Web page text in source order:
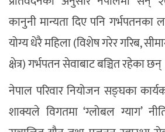
कानुनी मान्यता दिए पनि गर्भपतनका
योग्य धेरै महिला (विशेष गरेर गरिब,
क्षेत्र) गर्भपतन सेवाबाट बञ्चित रहेका छन्
नेपाल परिवार नियोजन सङ्घका
शाक्यले विगतमा ‘ग्लोबल ग्याग’